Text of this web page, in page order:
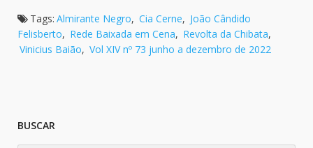
Tags: Almirante Negro, Cia Cerne, João Cândido
Felisberto, Rede Baixada em Cena, Revolta da Chibata,
Vinicius Baião, Vol XIV nº 73 junho a dezembro de 2022
BUSCAR